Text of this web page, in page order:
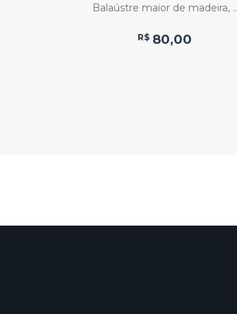
Balaústre maior de madeira, ..
R$ 80,00